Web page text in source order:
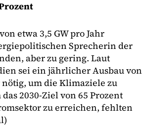
etwa 3,5 GW pro Jahr
Sprecherin der
aber zu gering. Laut
sei ein jährlicher Ausbau von
nötig, um die Klimaziele zu
2030-Ziel von 65 Prozent
zu erreichen, fehlten